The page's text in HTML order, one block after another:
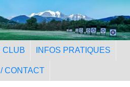
CLUB INFOS PRATIQUES
CONTACT